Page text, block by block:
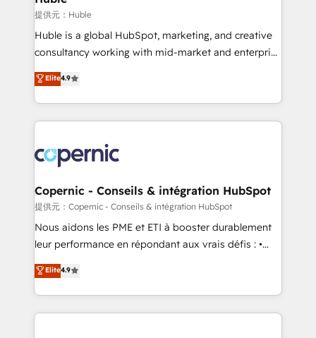
Set up, audit, and organize your HubSpot portal •
Get your sales team fully using HubSpot • Track
pipeline and revenue across the entire buyer journey
growth • Create content and videos that attract
buyers • Use AI to scale smarter Our coaching-led
lasts. So if you're ready to become the most trusted
voice in your market, let’s talk.
提供元：Huble
Huble is a global HubSpot, marketing, and creative
consultancy working with mid-market and enterprise
businesses. We go beyond implementation, shaping
the strategy, processes, and teams that turn
HubSpot into a genuine growth engine. Named
HubSpot's Global Partner of the Year in 2024,
worldwide, and with over 15 years in the ecosystem,
Huble has built a track record that speaks for itself.
One company, one operating model, delivering
across offices and consulting teams in the UK, USA,
Canada, Germany, France, Belgium, Singapore, and
South Africa. Certified compliant with ISO/IEC
international offices and 175+ employees.
Elite4.9
Copernic - Conseils & intégration HubSpot
提供元：Copernic - Conseils & intégration HubSpot
Nous aidons les PME et ETI à booster durablement
leur performance en répondant aux vrais défis : •
Intégration de HubSpot avec d’autres outils (ERP,
téléphonie, etc.) • Alignement des équipes grâce à un
outil et des données partagées • Amélioration de la
collecte et de l’analyse des données pour des
Elite4.9